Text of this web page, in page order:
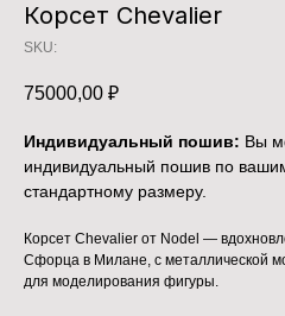
Корсет Chevalier
SKU:
75000,00 ₽
Индивидуальный пошив: Вы
индивидуальный пошив по
стандартному размеру.
Корсет Chevalier от Nodel —
Сфорца в Милане, с металлической
для моделирования фигуры.